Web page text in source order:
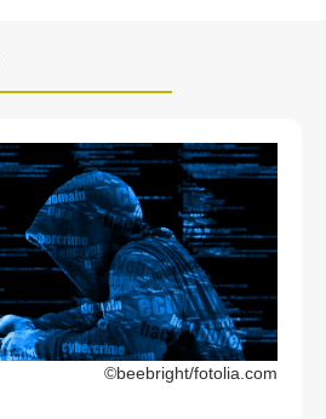
©beebright/fotolia.com